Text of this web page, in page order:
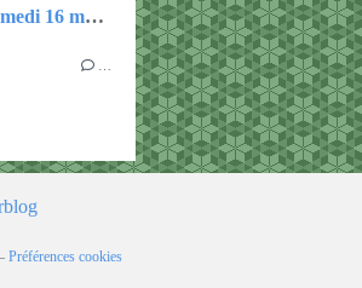
Audax 100 km de Drancy le samedi 16 mars 2024 vallée de la Theve
Préférences cookies